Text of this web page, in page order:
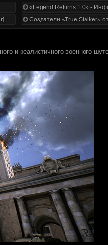
«Legend Returns 1.0» -
Создатели «True Stalker»
и реалистичного военного